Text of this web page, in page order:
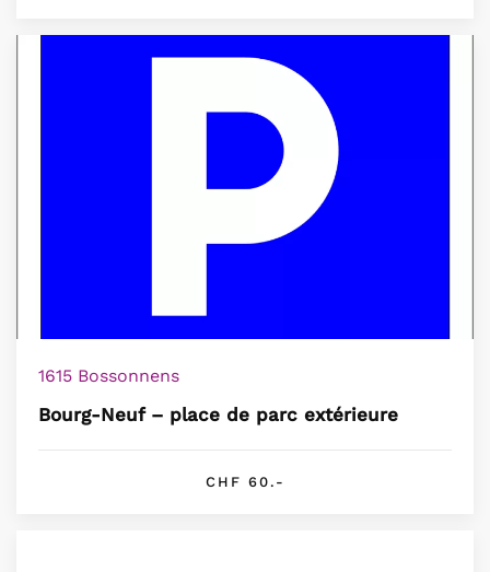
1615 Bossonnens
Bourg-Neuf – place de parc extérieure
CHF 60.-